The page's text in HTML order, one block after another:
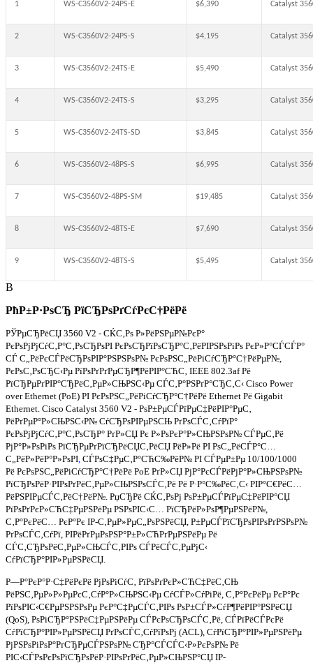
1 WS-C3560V2-24PS-E $6,390 Catalyst
2 WS-C3560V2-24PS-S $4,195 Catalyst
3 WS-C3560V2-24TS-E $5,490 Catalyst
4 WS-C3560V2-24TS-S $3,295 Catalyst
5 WS-C3560V2-24TS-SD $3,845 Catalyst
6 WS-C3560V2-48PS-S $6,995 Catalyst
7 WS-C3560V2-48PS-SM $19,485 Catalyst
8 WS-C3560V2-48TS-E $7,690 Catalyst
9 WS-C3560V2-48TS-S $5,495 Catalyst
В
РћР±Р·РѕСЂ РїСЂРѕРґСѓРєС†РёРё
РЎРµСЂРёСЏ 3560 V2 - СЌС‚Рѕ Р»РёРЅРµР№РєР°
РєРѕРјРјСѓС‚Р°С‚РѕСЂРѕРІ РєРѕСЂРїРѕСЂР°С‚РёРІРЅРѕРіРѕ РєР»Р°СЃСЃР°
СЃ С„РёРєСЃРёСЂРѕРІР°РЅРЅРѕР№ РєРѕРЅС„РёРіСѓСЂР°С†РёРµР№,
РєРѕС‚РѕСЂС‹Рµ РїРѕРґРґРµСЂР¶РёРІР°СЋС‚ IEEE 802.3af Рё
РїСЂРµРґРІР°СЂРёС‚РµР»СЊРЅС‹Рµ СЃС‚Р°РЅРґР°СЂС‚С‹ Cisco Power
over Ethernet (PoE) РІ РєРѕРЅС„РёРіСѓСЂР°С†РёРё Ethernet Рё Gigabit
Ethernet. Cisco Catalyst 3560 V2 - РѕР±РµСЃРїРµС‡РёРІР°РµС‚
РёРґРµР°Р»СЊРЅС‹Р№ СѓСЂРѕРІРµРЅСЊ РґРѕСЃС‚СѓРїР°
РєРѕРјРјСѓС‚Р°С‚РѕСЂР° РґР»СЏ Рє Р»РѕРєР°Р»СЊРЅРѕР№ СЃРµС‚Рё
РјР°Р»РѕРіРѕ РїСЂРµРґРїСЂРёСЏС‚РёСЏ РёР»Рё РІ РѕС„РёСЃР°С…
С„РёР»РёР°Р»РѕРІ, СЃРѕС‡РµС‚Р°СЋС‰РёР№ РІ СЃРµР±Рµ 10/100/1000
Рё РєРѕРЅС„РёРіСѓСЂР°С†РёРё PoE РґР»СЏ РјР°РєСЃРёРјР°Р»СЊРЅРѕР№
РїСЂРѕРёР·РІРѕРґРёС‚РµР»СЊРЅРѕСЃС‚Рё Рё Р·Р°С‰РёС‚С‹ РІР°С€РёС…
РёРЅРІРµСЃС‚РёС†РёР№. РџСЂРё СЌС‚РѕРј РѕР±РµСЃРїРµС‡РёРІР°СЏ
РїРѕРґРєР»СЋС‡РµРЅРёРµ РЅРѕРІС‹С… РїСЂРёР»РѕР¶РµРЅРёР№,
С‚Р°РєРёС… РєР°Рє IP-С‚РµР»РµС„РѕРЅРёСЏ, Р±РµСЃРїСЂРѕРІРѕРґРЅРѕР№
РґРѕСЃС‚СѓРї, РІРёРґРµРѕРЅР°Р±Р»СЋРґРµРЅРёРµ Рё
СЃС‚СЂРѕРёС‚РµР»СЊСЃС‚РІРѕ СЃРёСЃС‚РµРјС‹
СѓРїСЂР°РІР»РµРЅРёСЏ.
Р—Р°РєР°Р·С‡РёРєРё РјРѕРіСѓС‚ РїРѕРґРєР»СЋС‡РёС‚СЊ
РёРЅС‚РµР»Р»РµРєС‚СѓР°Р»СЊРЅС‹Рµ СѓСЃР»СѓРіРё, С‚Р°РєРёРµ РєР°Рє
РїРѕРІС‹С€РµРЅРЅРѕРµ РєР°С‡РµСЃС‚РІРѕ РѕР±СЃР»СѓР¶РёРІР°РЅРёСЏ
(QoS), РѕРіСЂР°РЅРёС‡РµРЅРёРµ СЃРєРѕСЂРѕСЃС‚Рё, СЃРїРёСЃРєРё
СѓРїСЂР°РІР»РµРЅРёСЏ РґРѕСЃС‚СѓРїРѕРј (ACL), СѓРїСЂР°РІР»РµРЅРёРµ
РјРЅРѕРіРѕР°РґСЂРµСЃРЅРѕР№ СЂР°СЃСЃС‹Р»РєРѕР№ Рё
РІС‹СЃРѕРєРѕРїСЂРѕРёР·РІРѕРґРёС‚РµР»СЊРЅР°СЏ IP-